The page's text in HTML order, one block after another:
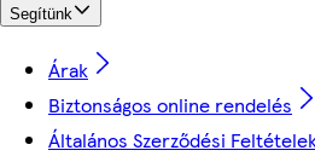
Segítünk
Árak
Biztonságos online rendelés
Általános Szerződési